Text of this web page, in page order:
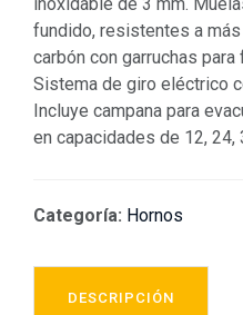
fundido, resistentes a más
carbón con garruchas
Sistema de giro eléctrico
Incluye campana para
en capacidades de 12, 24,
Categoría: Hornos
DESCRIPCIÓN